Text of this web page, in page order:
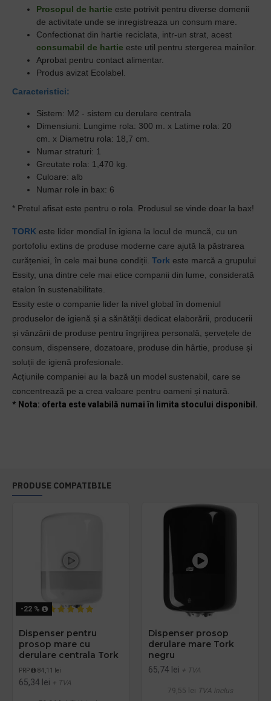
Prosopul de hartie este potrivit pentru diverse domenii
de activitate unde se inregistreaza un consum mare.
Confectionat din hartie reciclata, intr-un strat, acest
consumabil de hartie este util pentru stergerea mainilor.
Aprobat pentru contact alimentar.
Produs avizat Ecolabel.
Caracteristici:
Sistem: M2 - sistem cu derulare centrala
Dimensiuni: Lungime rola: 300 m. x Latime rola: 20
cm. x Diametru rola: 18,7 cm.
Numar straturi: 1
Greutate rola: 1,470 kg.
Culoare: alb
Numar role in bax: 6
* Pretul afisat este pentru o rola. Produsul se vinde doar la bax!
TORK este lider mondial în igiena la locul de muncă, cu un
portofoliu extins de produse moderne care ajută la păstrarea
curățeniei, în cele mai bune condiții. Tork este marcă a grupului
Essity, una dintre cele mai etice companii din lume, considerată
etalon în sustenabilitate.
Essity este o companie lider la nivel global în domeniul
produselor de igienă și a sănătății dedicat elaborării, producerii
și vânzării de produse pentru îngrijirea personală, șervețele de
consum, dispensere, dozatoare, produse din hârtie, produse și
soluții de igienă profesionale.
Acțiunile companiei au la bază un model sustenabil, care se
concentrează pe a crea valoare pentru oameni și natură.
* Nota: oferta este valabilă numai în limita stocului disponibil.
PRODUSE COMPATIBILE
-22 %
Dispenser pentru
prosop mare cu
derulare centrala Tork
PRP 84,11 lei
65,34 lei + TVA
Dispenser prosop
derulare mare Tork
negru
65,74 lei + TVA
79,55 lei TVA inclus